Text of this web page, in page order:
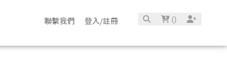
聯繫我們 登入/註冊 ()